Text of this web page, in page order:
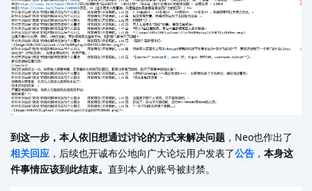
到这一步，本人依旧想通过讨论的方式来解决问题 ，Neo也作出了
相关回应 ，后续也开诚布公地向广大论坛用户发表了公告 ， 本身这
件事情应该到此结束。 直到本人的账号被封禁。